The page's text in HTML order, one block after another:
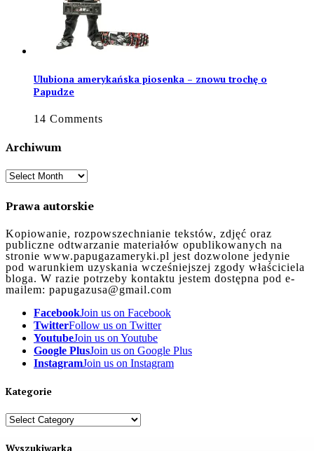
Ulubiona amerykańska piosenka – znowu trochę o
Papudze
14 Comments
Archiwum
Archiwum
Prawa autorskie
Kopiowanie, rozpowszechnianie tekstów, zdjęć oraz
publiczne odtwarzanie materiałów opublikowanych na
stronie www.papugazameryki.pl jest dozwolone jedynie
pod warunkiem uzyskania wcześniejszej zgody właściciela
bloga. W razie potrzeby kontaktu jestem dostępna pod e-
mailem: papugazusa@gmail.com
FacebookJoin us on Facebook
TwitterFollow us on Twitter
YoutubeJoin us on Youtube
Google PlusJoin us on Google Plus
InstagramJoin us on Instagram
Kategorie
Kategorie